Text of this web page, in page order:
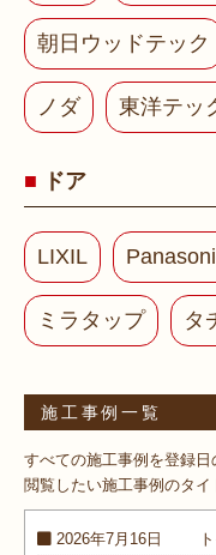
朝日ウッドテック
ノダ 東洋テッ
ドア
LIXIL
ミラタップ タ
施工事例一覧
すべての施工事例を登録日
閲覧したい施工事例のタイ
2026年7月16日